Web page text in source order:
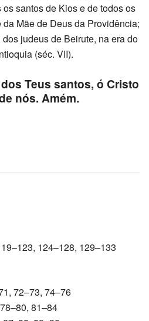
santos de Kios e de todos os
Mãe de Deus da Providência;
judeus de Beirute, na era do
(séc. VII).
Teus santos, ó Cristo
nós. Amém.
124–128, 129–133
72–73, 74–76
81–84